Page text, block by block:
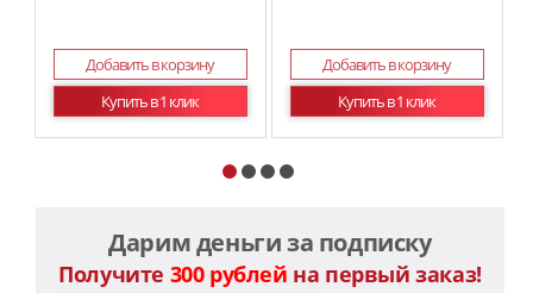
Добавить в корзину
Купить в 1 клик
Добавить в корзину
Купить в 1 клик
Дарим деньги за подписку
Получите 300 рублей на первый заказ!